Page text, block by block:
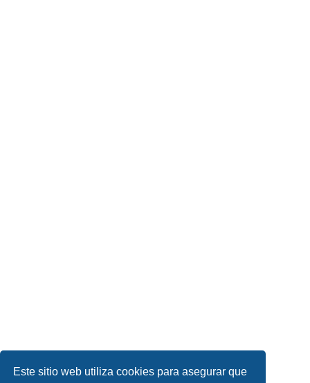
Este sitio web utiliza cookies para asegurar que